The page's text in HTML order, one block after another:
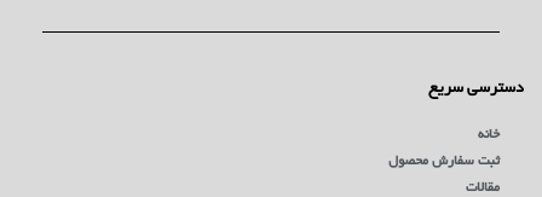
دسترسی سریع
خانه
ثبت سفارش محصول
مقالات